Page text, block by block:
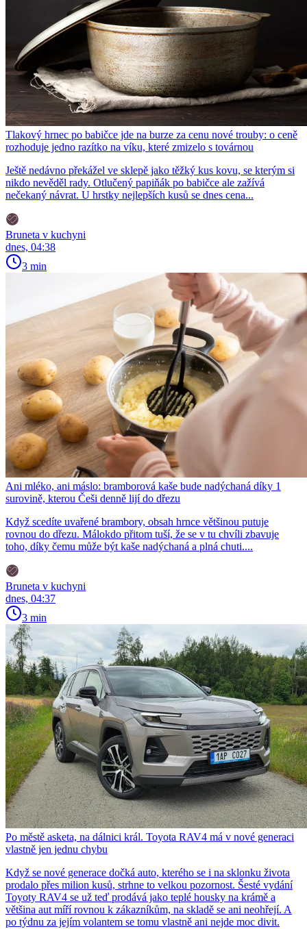
Tlakový hrnec po babičce jde na burze za cenu nové trouby: o ceně
rozhoduje jedno razítko na víku, které zmizelo s továrnou
Ještě nedávno překážel ve sklepě jako těžký kus kovu, se kterým si
nikdo nevěděl rady. Otlučený papiňák po babičce ale zažívá
nečekaný návrat. U hrstky nejlepších kusů se dnes cena...
Bruneta v kuchyni
dnes, 04:38
3 min
Ani mléko, ani máslo: bramborová kaše bude nadýchaná díky 1
surovině, kterou Češi denně lijí do dřezu
Když scedíte uvařené brambory, obsah hrnce většinou putuje
rovnou do dřezu. Málokdo přitom tuší, že se v tu chvíli zbavuje
toho, díky čemu může být kaše nadýchaná a plná chuti....
Bruneta v kuchyni
dnes, 04:37
3 min
Po městě asketa, na dálnici král. Toyota RAV4 má v nové generaci
vlastně jen jednu chybu
Když se nové generace dočká auto, kterého se i na sklonku života
prodalo přes milion kusů, strhne to velkou pozornost. Šesté vydání
Toyoty RAV4 se už teď prodává jako teplé housky na krámě a
většina aut míří rovnou k zákazníkům, na skladě se ani neohřejí. A
po týdnu za jejím volantem se tomu vlastně ani nejde moc divit.